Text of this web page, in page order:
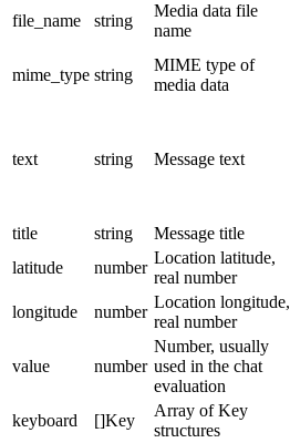
file_name string
Media data file
name
mime_type string
MIME type of
media data
text string Message text
title
string Message title
latitude
number
Location latitude,
real number
longitude
number
Location longitude,
real number
value number
Number, usually
used in the chat
evaluation
keyboard []Key
Array of Key
structures